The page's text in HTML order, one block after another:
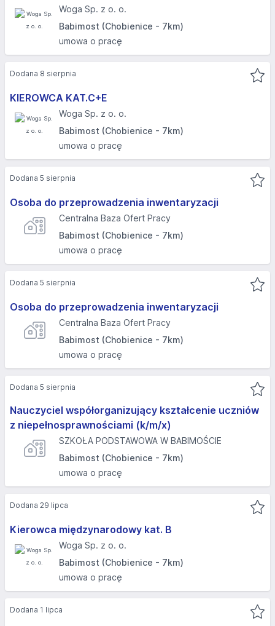
Woga Sp. z o. o.
Babimost (Chobienice - 7km)
umowa o pracę
KIEROWCA KAT.C+E
Woga Sp. z o. o.
Babimost (Chobienice - 7km)
umowa o pracę
Dodana 8 sierpnia
Osoba do przeprowadzenia inwentaryzacji
Centralna Baza Ofert Pracy
Babimost (Chobienice - 7km)
umowa o pracę
Dodana 5 sierpnia
Osoba do przeprowadzenia inwentaryzacji
Centralna Baza Ofert Pracy
Babimost (Chobienice - 7km)
umowa o pracę
Dodana 5 sierpnia
Nauczyciel współorganizujący kształcenie uczniów
z niepełnosprawnościami (k/m/x)
SZKOŁA PODSTAWOWA W BABIMOŚCIE
Babimost (Chobienice - 7km)
umowa o pracę
Dodana 5 sierpnia
Kierowca międzynarodowy kat. B
Woga Sp. z o. o.
Babimost (Chobienice - 7km)
umowa o pracę
Dodana 29 lipca
Dodana 1 lipca